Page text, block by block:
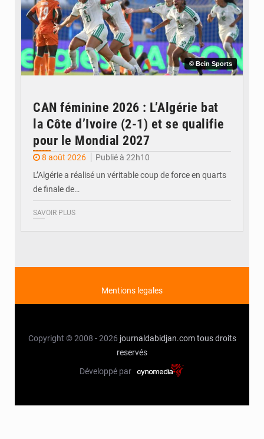
© Bein Sports
CAN féminine 2026 : L’Algérie bat
la Côte d’Ivoire (2-1) et se qualifie
pour le Mondial 2027
8 août 2026
Publié à 22h10
L’Algérie a réalisé un véritable coup de force en quarts
de finale de…
SAVOIR PLUS
Mentions legales
Copyright © 2008 - 2026 journaldabidjan.com tous droits
reservés
Développé par